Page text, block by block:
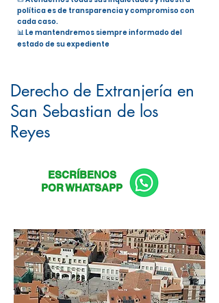
política es de transparencia y compromiso con
cada caso.
📊 Le mantendremos siempre informado del
estado de su expediente
Derecho de Extranjería en
San Sebastian de los
Reyes
ESCRÍBENOS
POR WHATSAPP